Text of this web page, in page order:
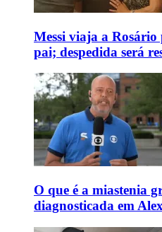
Messi viaja a
pai; despedida será
O que é a miastenia
diagnosticada em